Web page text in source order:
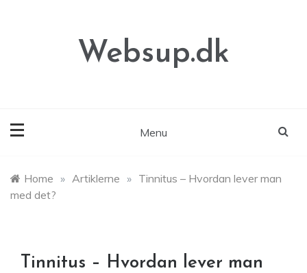
Websup.dk
Menu
Home » Artiklerne » Tinnitus – Hvordan lever man
med det?
Tinnitus – Hvordan lever man